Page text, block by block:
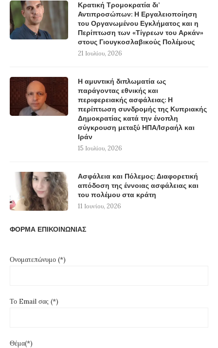
Κρατική Τρομοκρατία δι’
Αντιπροσώπων: Η Εργαλειοποίηση
του Οργανωμένου Εγκλήματος και η
Περίπτωση των «Τίγρεων του Αρκάν»
στους Γιουγκοσλαβικούς Πολέμους
21 Ιουλίου, 2026
Η αμυντική διπλωματία ως
παράγοντας εθνικής και
περιφερειακής ασφάλειας: Η
περίπτωση συνδρομής της Κυπριακής
Δημοκρατίας κατά την ένοπλη
σύγκρουση μεταξύ ΗΠΑ/Ισραήλ και
Ιράν
15 Ιουλίου, 2026
Ασφάλεια και Πόλεμος: Διαφορετική
απόδοση της έννοιας ασφάλειας και
του πολέμου στα κράτη
11 Ιουνίου, 2026
ΦΟΡΜΑ ΕΠΙΚΟΙΝΩΝΙΑΣ
Ονοματεπώνυμο (*)
Το Email σας (*)
Θέμα(*)